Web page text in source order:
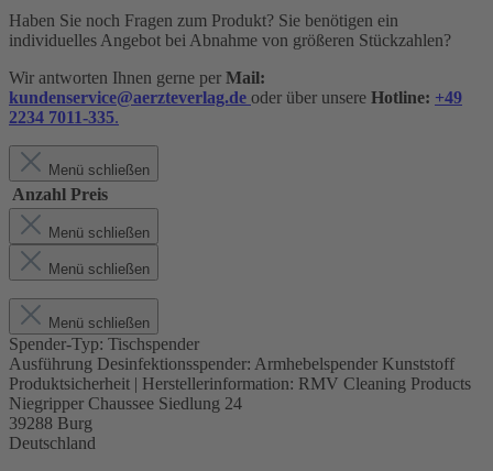
Haben Sie noch Fragen zum Produkt? Sie benötigen ein
individuelles Angebot bei Abnahme von größeren Stückzahlen?
Wir antworten Ihnen gerne per Mail:
kundenservice@aerzteverlag.de oder über unsere Hotline: +49
2234 7011-335.
Menü schließen
Anzahl Preis
Menü schließen
Menü schließen
Menü schließen
Spender-Typ: Tischspender
Ausführung Desinfektionsspender: Armhebelspender Kunststoff
Produktsicherheit | Herstellerinformation: RMV Cleaning Products
Niegripper Chaussee Siedlung 24
39288 Burg
Deutschland